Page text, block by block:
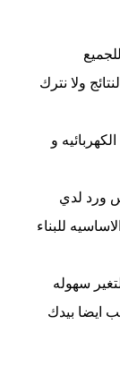
ولا نترك
و
ورد لدي
للبناء
سهوله
ايضا بيدك